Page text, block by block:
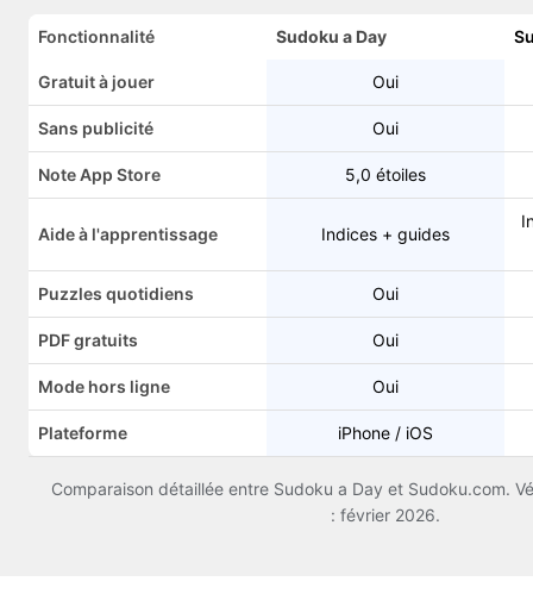
Comparaison détaillée entre Sudoku a Day et Sudoku.com.
: février 2026.
Fonctionnalité Sudoku a Day
Gratuit à jouer Oui
Sans publicité Oui
Note App Store 5,0 étoiles
Aide à l'apprentissage Indices + guides
Puzzles quotidiens Oui
PDF gratuits Oui
Mode hors ligne Oui
Plateforme iPhone / iOS